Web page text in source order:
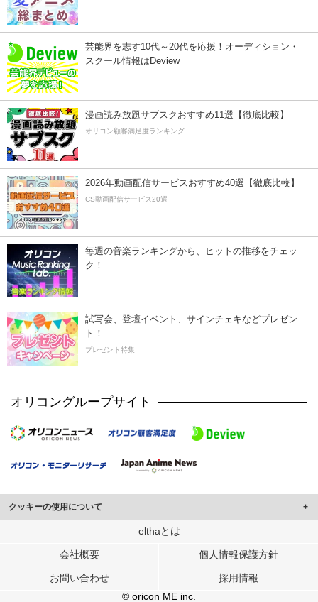
芸能界を志す10代～20代を応援！オーディション・
スクール情報はDeview
漫画読み放題サブスクおすすめ11選【徹底比較】
オリコン顧客満足度ランキング
2026年動画配信サービスおすすめ40選【徹底比較】
CS動画配信サービス20選
毎週の音楽ランキングから、ヒットの推移をチェッ
ク！
試写会、登壇イベント、サインチェキなどプレゼン
ト！
プレゼント特集
オリコングループサイト
クッキーの使用について
このサイトでは Cookie を使用して、ユーザーに合わせたコンテンツや広告の
行っています。
メディアや広告配信、データ解析の各パートナーに提供しています。
各パートナーは、この情報とユーザーが各パートナーに提供した他の情報や、
elthaとは
会社概要 個人情報保護方針
お問い合わせ
採用情報
© oricon ME inc.